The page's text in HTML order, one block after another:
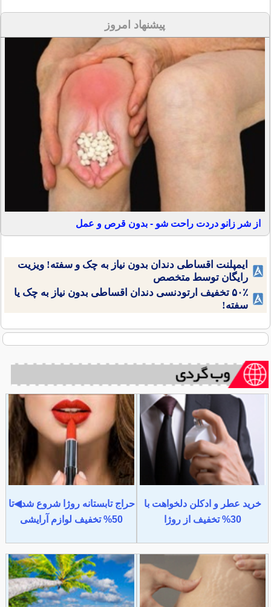
پیشنهاد امروز
از شر زانو دردت راحت شو - بدون قرص و عمل
ایمپلنت اقساطی دندان بدون نیاز به چک و سفته! ویزیت
رایگان توسط متخصص
۵۰٪ تخفیف ارتودنسی دندان اقساطی بدون نیاز به چک یا
سفته!
خرید عطر و ادکلن دلخواهت با
30% تخفیف از روژا
حراج تابستانه روژا شروع شد◀تا
50% تخفیف لوازم آرایشی